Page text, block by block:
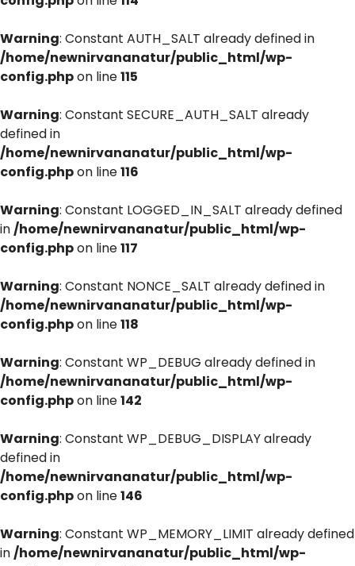
Warning: Constant AUTH_SALT already defined in
/home/newnirvananatur/public_html/wp-
config.phpon line115
Warning: Constant SECURE_AUTH_SALT already
defined in
/home/newnirvananatur/public_html/wp-
config.phpon line116
Warning: Constant LOGGED_IN_SALT already defined
in/home/newnirvananatur/public_html/wp-
config.phpon line117
Warning: Constant NONCE_SALT already defined in
/home/newnirvananatur/public_html/wp-
config.phpon line118
Warning: Constant WP_DEBUG already defined in
/home/newnirvananatur/public_html/wp-
config.phpon line142
Warning: Constant WP_DEBUG_DISPLAY already
defined in
/home/newnirvananatur/public_html/wp-
config.phpon line146
Warning: Constant WP_MEMORY_LIMIT already defined
in/home/newnirvananatur/public_html/wp-